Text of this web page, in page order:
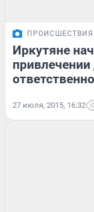
ПРОИСШЕСТВИЯ
Иркутяне
привлечении
27 июля, 2015, 16:32